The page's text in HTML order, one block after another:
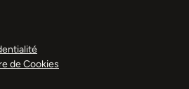
de Cookies